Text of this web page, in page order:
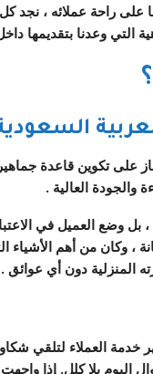
على راحة عملائه ، نجد
وعدنا بتقديمها
على تكوين قاعدة
والجودة العالية .
وضع العميل في
المنزلية دون أي عوائق .
العملاء لتلقي